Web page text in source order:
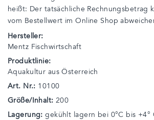
heißt: Der tatsächliche Rechnungsbetrag
vom Bestellwert im Online Shop
Hersteller:
Mentz Fischwirtschaft
Produktlinie:
Aquakultur aus Österreich
Art. Nr.: 10100
Größe/Inhalt: 200
Lagerung: gekühlt lagern bei 0°C bis +4°